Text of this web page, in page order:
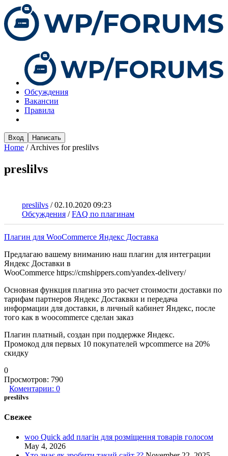
Обсуждения
Вакансии
Правила
Вход Написать
Home / Archives for preslilvs
preslilvs
preslilvs /02.10.2020 09:23
Обсуждения /FAQ по плагинам
Плагин для WooCommerce Яндекс Доставка
Предлагаю вашему вниманию наш плагин для интеграции
Яндекс Доставки в
WooCommerce https://cmshippers.com/yandex-delivery/
Основная функция плагина это расчет стоимости доставки по
тарифам партнеров Яндекс Достаквки и передача
информации для доставки, в личный кабинет Яндекс, после
того как в woocommerce сделан заказ
Плагин платный, создан при поддержке Яндекс.
Промокод для первых 10 покупателей wpcommerce на 20%
скидку
0
Просмотров: 790
Коментарии: 0
preslilvs
Свежее
woo Quick add плагін для розміщення товарів голосом
May 4, 2026